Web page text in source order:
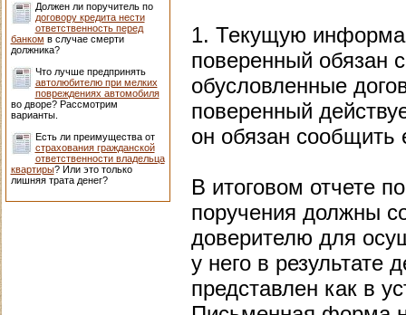
Должен ли поручитель по
договору кредита нести
ответственность перед
банком в случае смерти
должника?
Что лучше предпринять
автолюбителю при мелких
повреждениях автомобиля
во дворе? Рассмотрим
варианты.
Есть ли преимущества от
страхования гражданской
ответственности владельца
квартиры? Или это только
лишняя трата денег?
1. Текущую
поверенный обязан
обусловленные
поверенный
он обязан сообщить
В итоговом отчете
поручения должны
доверителю для
у него в результате
представлен как в